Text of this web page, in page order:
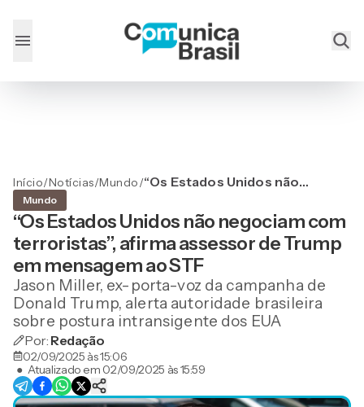
Início/Notícias/Mundo/“Os Estados Unidos não
afirma assessor de Trump
em mensagem ao STF
Mundo
“Os Estados Unidos não negociam com
terroristas”, afirma assessor de Trump
em mensagem ao STF
Jason Miller, ex-porta-voz da campanha de
Donald Trump, alerta autoridade brasileira
sobre postura intransigente dos EUA
Por: Redação
02/09/2025 às 15:06
● Atualizado em 02/09/2025 às 15:59